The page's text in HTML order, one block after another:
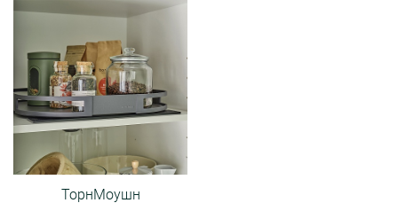
ТорнМоушн